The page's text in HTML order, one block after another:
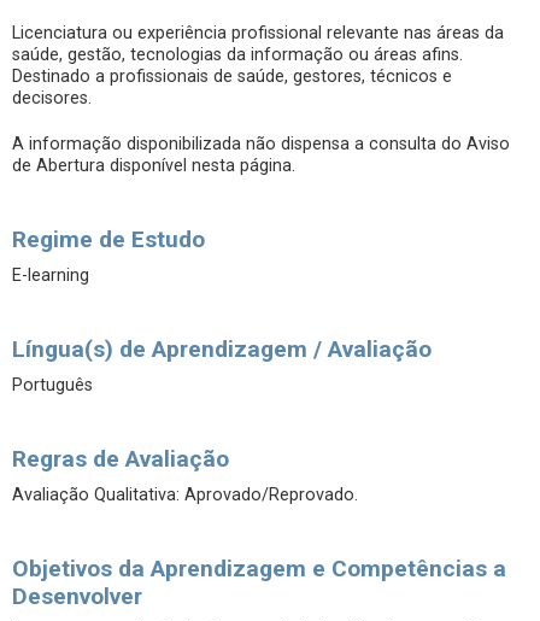
Licenciatura ou experiência profissional relevante nas áreas da
saúde, gestão, tecnologias da informação ou áreas afins.
Destinado a profissionais de saúde, gestores, técnicos e
decisores.
A informação disponibilizada não dispensa a consulta do Aviso
de Abertura disponível nesta página.
Regime de Estudo
E-learning
Língua(s) de Aprendizagem / Avaliação
Português
Regras de Avaliação
Avaliação Qualitativa: Aprovado/Reprovado.
Objetivos da Aprendizagem e Competências a
Desenvolver